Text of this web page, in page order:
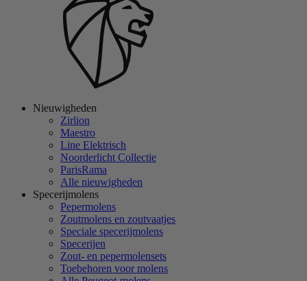
Nieuwigheden
Zirlion
Maestro
Line Elektrisch
Noorderlicht Collectie
ParisRama
Alle nieuwigheden
Specerijmolens
Pepermolens
Zoutmolens en zoutvaatjes
Speciale specerijmolens
Specerijen
Zout- en pepermolensets
Toebehoren voor molens